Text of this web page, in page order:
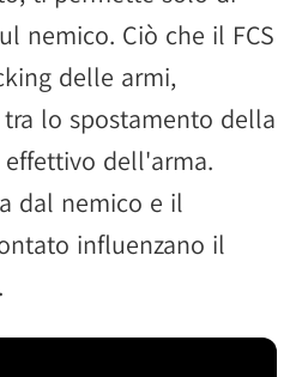
nemico. Ciò che il FCS
delle armi,
lo spostamento della
dell'arma.
dal nemico e il
influenzano il